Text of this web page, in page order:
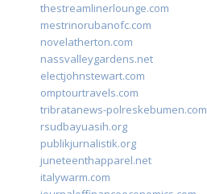
thestreamlinerlounge.com
mestrinorubanofc.com
novelatherton.com
nassvalleygardens.net
electjohnstewart.com
omptourtravels.com
tribratanews-polreskebumen.com
rsudbayuasih.org
publikjurnalistik.org
juneteenthapparel.net
italywarm.com